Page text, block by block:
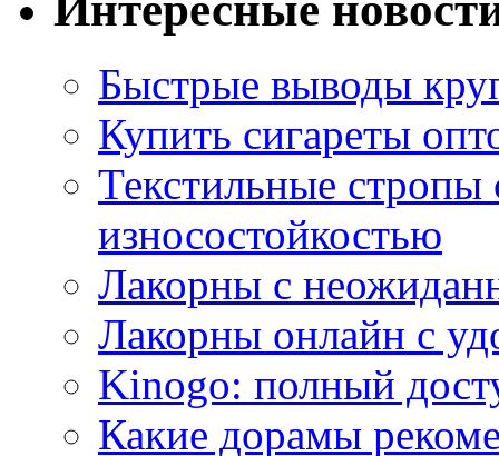
Быстрые выводы
Купить сигареты
Текстильные
износостойкостью
Лакорны с
Лакорны онлайн с
Kinogo: полный
Какие дорамы